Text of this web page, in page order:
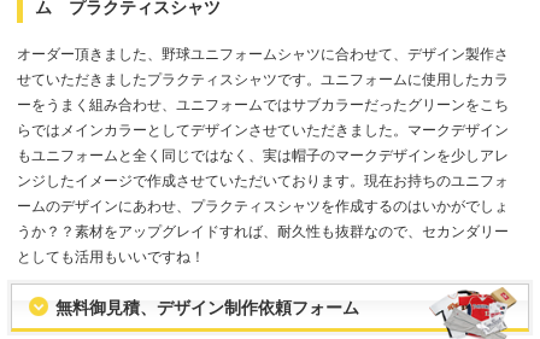
ム プラクティスシャツ
オーダー頂きました、野球ユニフォームシャツに合わせて、デザイン製作さ
せていただきましたプラクティスシャツです。ユニフォームに使用したカラ
ーをうまく組み合わせ、ユニフォームではサブカラーだったグリーンをこち
らではメインカラーとしてデザインさせていただきました。マークデザイン
もユニフォームと全く同じではなく、実は帽子のマークデザインを少しアレ
ンジしたイメージで作成させていただいております。現在お持ちのユニフォ
ームのデザインにあわせ、プラクティスシャツを作成するのはいかがでしょ
うか？？素材をアップグレイドすれば、耐久性も抜群なので、セカンダリー
としても活用もいいですね！
無料御見積、デザイン制作依頼フォーム